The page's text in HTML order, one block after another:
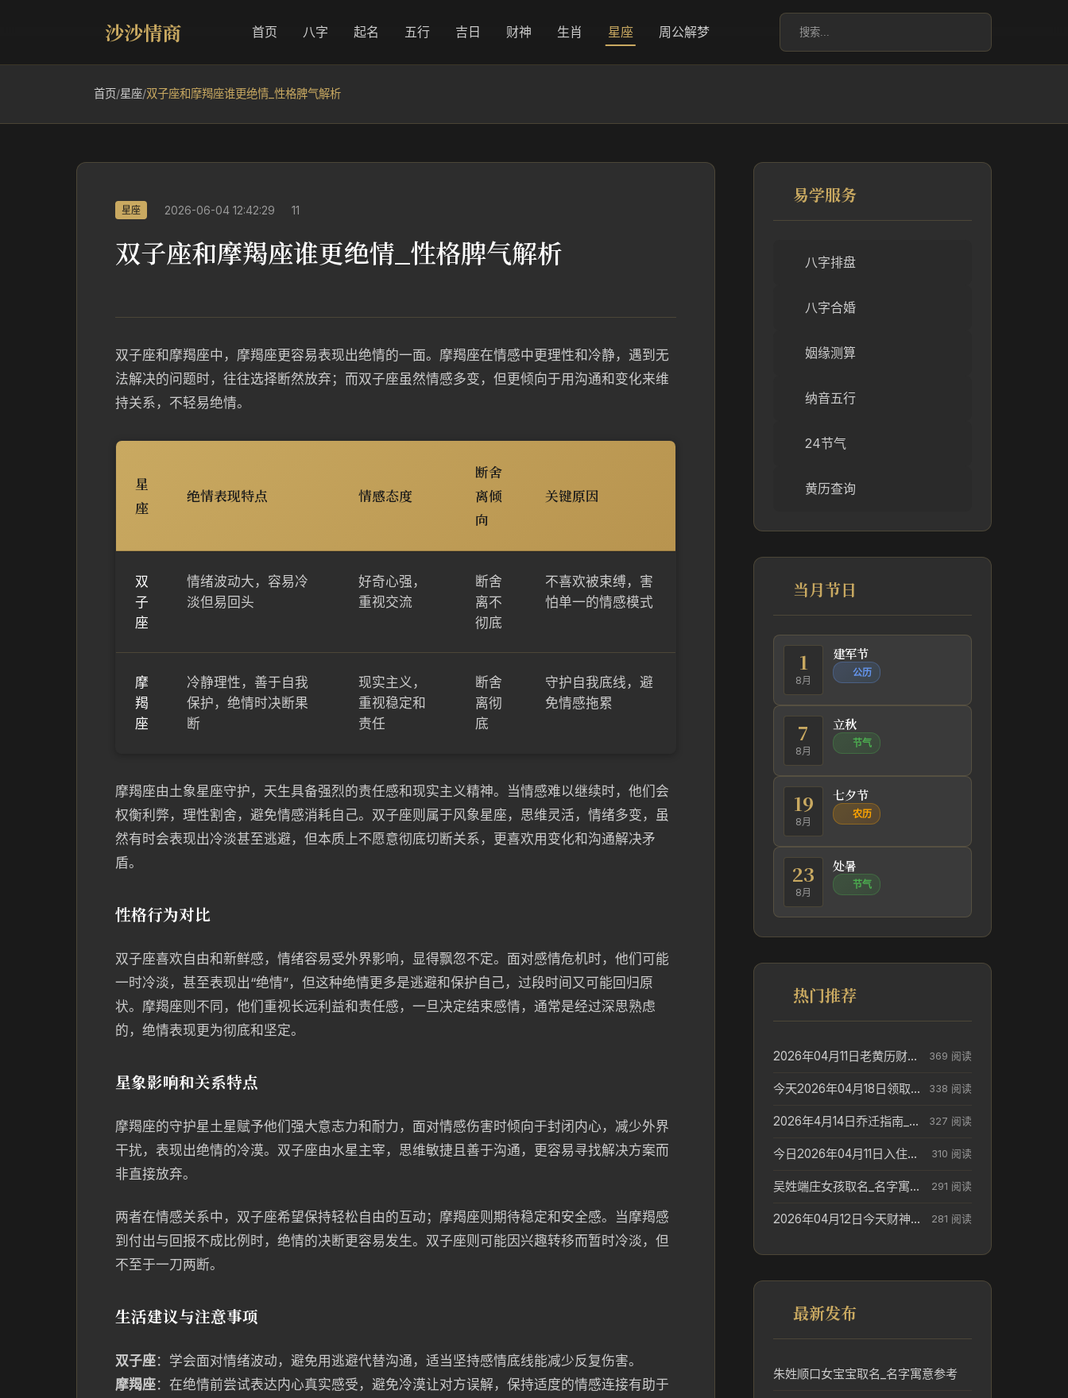
沙沙情商 首页 八字 起名 五行 吉日 财神 生肖 星座 周公解梦
首页/星座/双子座和摩羯座谁更绝情_性格脾气解析
星座 2026-06-04 12:42:29 11
双子座和摩羯座谁更绝情_性格脾气解析
双子座和摩羯座中，摩羯座更容易表现出绝情的一面。摩羯座在情感中更理性和冷静，遇到无
法解决的问题时，往往选择断然放弃；而双子座虽然情感多变，但更倾向于用沟通和变化来维
持关系，不轻易绝情。
星
座
绝情表现特点 情感态度
断舍
离倾
向
关键原因
双
子
座
情绪波动大，容易冷
淡但易回头
好奇心强，
重视交流
断舍
离不
彻底
不喜欢被束缚，害
怕单一的情感模式
摩
羯
座
冷静理性，善于自我
保护，绝情时决断果
断
现实主义，
重视稳定和
责任
断舍
离彻
底
守护自我底线，避
免情感拖累
摩羯座由土象星座守护，天生具备强烈的责任感和现实主义精神。当情感难以继续时，他们会
权衡利弊，理性割舍，避免情感消耗自己。双子座则属于风象星座，思维灵活，情绪多变，虽
然有时会表现出冷淡甚至逃避，但本质上不愿意彻底切断关系，更喜欢用变化和沟通解决矛
盾。
性格行为对比
双子座喜欢自由和新鲜感，情绪容易受外界影响，显得飘忽不定。面对感情危机时，他们可能
一时冷淡，甚至表现出“绝情”，但这种绝情更多是逃避和保护自己，过段时间又可能回归原
状。摩羯座则不同，他们重视长远利益和责任感，一旦决定结束感情，通常是经过深思熟虑
的，绝情表现更为彻底和坚定。
星象影响和关系特点
摩羯座的守护星土星赋予他们强大意志力和耐力，面对情感伤害时倾向于封闭内心，减少外界
干扰，表现出绝情的冷漠。双子座由水星主宰，思维敏捷且善于沟通，更容易寻找解决方案而
非直接放弃。
两者在情感关系中，双子座希望保持轻松自由的互动；摩羯座则期待稳定和安全感。当摩羯感
到付出与回报不成比例时，绝情的决断更容易发生。双子座则可能因兴趣转移而暂时冷淡，但
不至于一刀两断。
生活建议与注意事项
双子座：学会面对情绪波动，避免用逃避代替沟通，适当坚持感情底线能减少反复伤害。
摩羯座：在绝情前尝试表达内心真实感受，避免冷漠让对方误解，保持适度的情感连接有助于
易学服务
八字排盘
八字合婚
姻缘测算
纳音五行
24节气
黄历查询
当月节日
1
8月
建军节
公历
7
8月
立秋
节气
19
8月
七夕节
农历
23
8月
处暑
节气
热门推荐
2026年04月11日老黄历财神方位_财神方位与供奉讲究 369 阅读
今天2026年04月18日领取结婚证老黄历不适合吗_领证日期参考 338 阅读
2026年4月14日乔迁指南_搬家择日参考 327 阅读
今日2026年04月11日入住新居老黄历不适宜吗_搬家择日参考 310 阅读
吴姓端庄女孩取名_名字寓意参考 291 阅读
2026年04月12日今天财神在哪个吉位_财神方位参考 281 阅读
最新发布
朱姓顺口女宝宝取名_名字寓意参考